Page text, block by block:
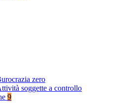
zero
soggette a controllo
9